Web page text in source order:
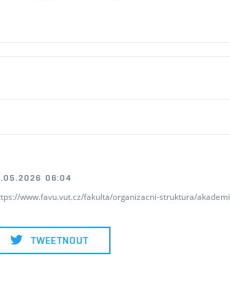
06:04
www.favu.vut.cz/fakulta/organizacni-struktura/
TWEETNOUT